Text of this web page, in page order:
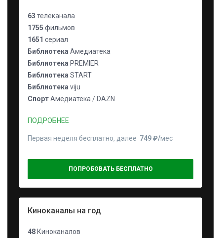
63 телеканала
1755 фильмов
1651 сериал
Библиотека Амедиатека
Библиотека PREMIER
Библиотека START
Библиотека viju
СпортАмедиатека / DAZN
ПОДРОБНЕЕ
Первая неделя бесплатно, далее 749 ₽⁠/⁠мес
ПОПРОБОВАТЬ БЕСПЛАТНО
Киноканалы на год
48 Киноканалов